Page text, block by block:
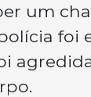
um
foi